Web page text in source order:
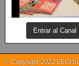
Entrar al Canal
© Copyright 2022